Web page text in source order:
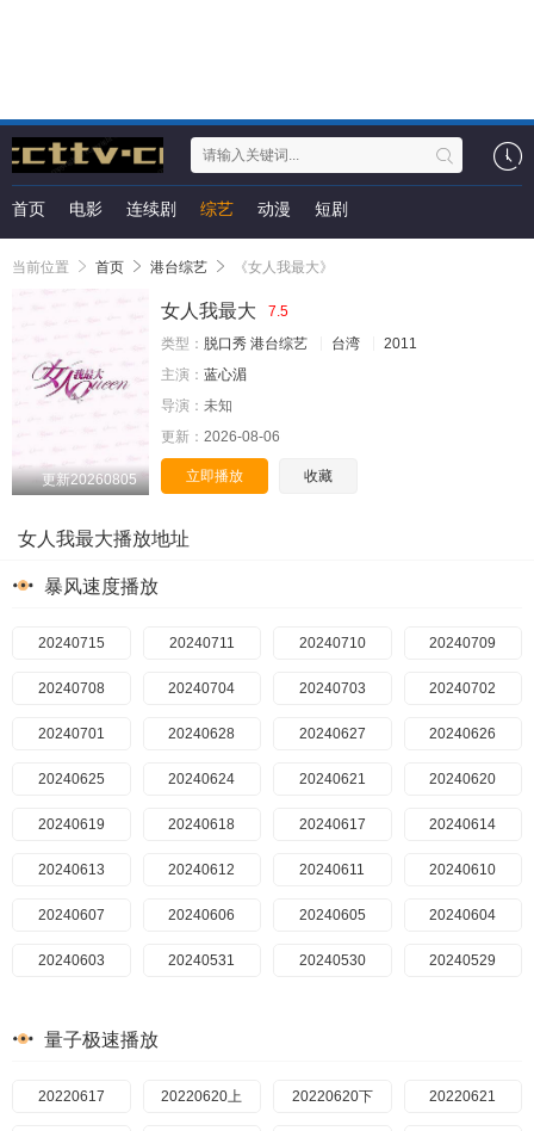
首页 电影 连续剧 综艺 动漫 短剧
当前位置 首页 港台综艺 《女人我最大》
更新20260805
女人我最大
7.5
类型： 脱口秀 港台综艺 台湾
2011
主演： 蓝心湄
导演： 未知
更新： 2026-08-06
立即播放 收藏
女人我最大播放地址
暴风速度播放
20240715 20240711 20240710 20240709
20240708 20240704 20240703 20240702
20240701 20240628 20240627 20240626
20240625 20240624 20240621 20240620
20240619 20240618 20240617 20240614
20240613 20240612 20240611 20240610
20240607 20240606 20240605 20240604
20240603 20240531 20240530 20240529
20240522
20240516 20240515 20240514 20240513
量子极速播放
20220617 20220620上 20220620下 20220621